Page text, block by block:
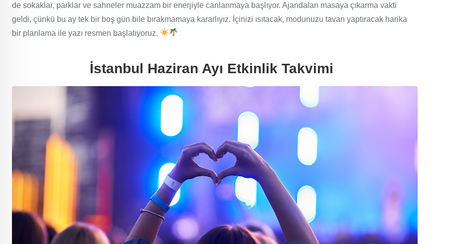
de sokaklar, parklar ve sahneler muazzam bir enerjiyle canlanmaya başlıyor. Ajandaları masaya çıkarma vakti
geldi, çünkü bu ay tek bir boş gün bile bırakmamaya kararlıyız. İçinizi ısıtacak, modunuzu tavan yaptıracak harika
bir planlama ile yazı resmen başlatıyoruz.
İstanbul Haziran Ayı Etkinlik Takvimi